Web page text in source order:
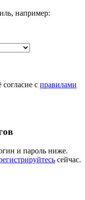
например:
с правилами
и пароль ниже.
сейчас.